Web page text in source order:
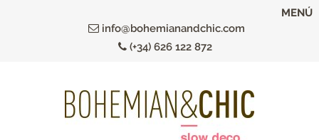
info@bohemianandchic.com
(+34) 626 122 872
MENÚ